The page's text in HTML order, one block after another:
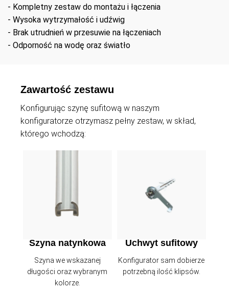
- Kompletny zestaw do montażu i łączenia
- Wysoka wytrzymałość i udźwig
- Brak utrudnień w przesuwie na łączeniach
- Odporność na wodę oraz światło
Zawartość zestawu
Konfigurując szynę sufitową w naszym
konfiguratorze otrzymasz pełny zestaw, w skład,
którego wchodzą:
Szyna natynkowa
Szyna we wskazanej
długości oraz wybranym
kolorze.
Uchwyt sufitowy
Konfigurator sam dobierze
potrzebną ilość klipsów.